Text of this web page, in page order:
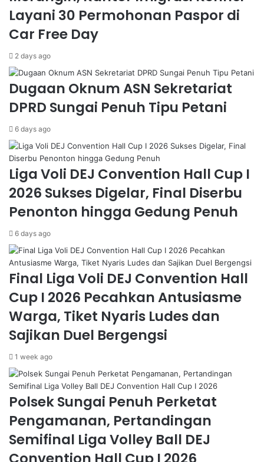
Layani 30 Permohonan Paspor di
Car Free Day
2 days ago
Dugaan Oknum ASN Sekretariat
DPRD Sungai Penuh Tipu Petani
6 days ago
Liga Voli DEJ Convention Hall Cup I
2026 Sukses Digelar, Final Diserbu
Penonton hingga Gedung Penuh
6 days ago
Final Liga Voli DEJ Convention Hall
Cup I 2026 Pecahkan Antusiasme
Warga, Tiket Nyaris Ludes dan
Sajikan Duel Bergengsi
1 week ago
Polsek Sungai Penuh Perketat
Pengamanan, Pertandingan
Semifinal Liga Volley Ball DEJ